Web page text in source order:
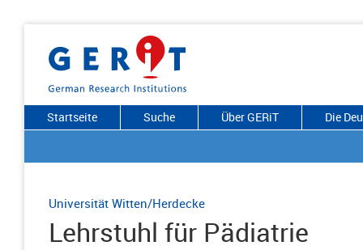
Startseite Suche Über GERiT Die
Universität Witten/Herdecke
Lehrstuhl für Pädiatrie